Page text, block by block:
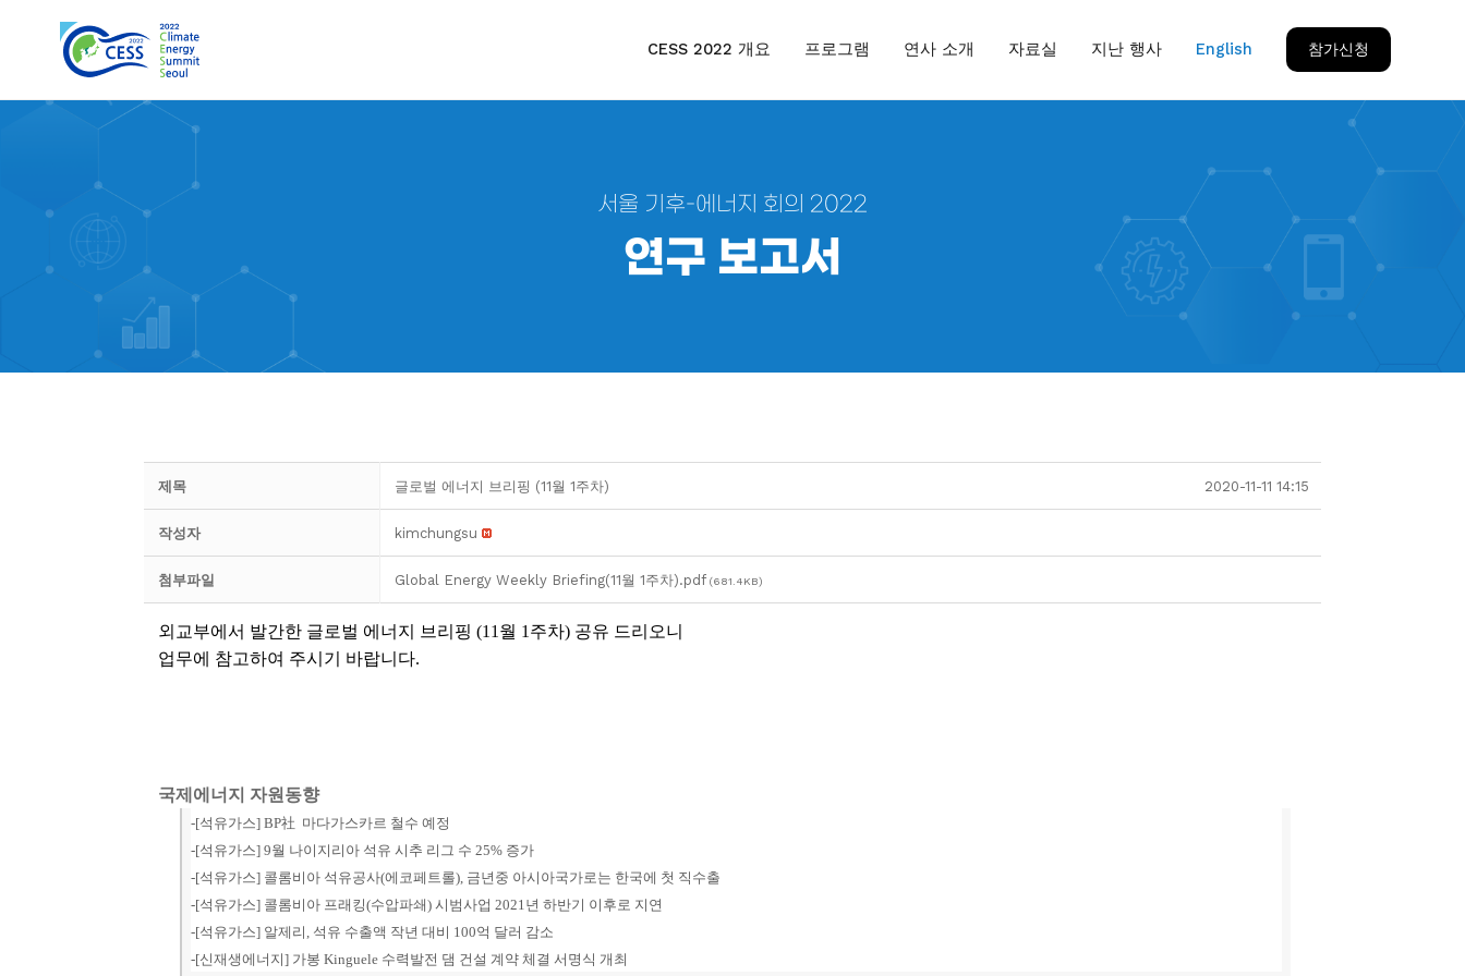
CESS 2022 개요 프로그램 연사 소개 자료실 지난 행사 English 참가신청
서울 기후-에너지 회의 2022
연구 보고서
제목 글로벌 에너지 브리핑 (11월 1주차) 2020-11-11 14:15
작성자 kimchungsu
첨부파일 Global Energy Weekly Briefing(11월 1주차).pdf (681.4KB)
외교부에서 발간한 글로벌 에너지 브리핑 (11월 1주차) 공유 드리오니
업무에 참고하여 주시기 바랍니다.
국제에너지 자원동향
-[석유가스] BP社 마다가스카르 철수 예정
-[석유가스] 9월 나이지리아 석유 시추 리그 수 25% 증가
-[석유가스] 콜롬비아 석유공사(에코페트롤), 금년중 아시아국가로는 한국에 첫 직수출
-[석유가스] 콜롬비아 프래킹(수압파쇄) 시범사업 2021년 하반기 이후로 지연
-[석유가스] 알제리, 석유 수출액 작년 대비 100억 달러 감소
-[신재생에너지] 가봉 Kinguele 수력발전 댐 건설 계약 체결 서명식 개최